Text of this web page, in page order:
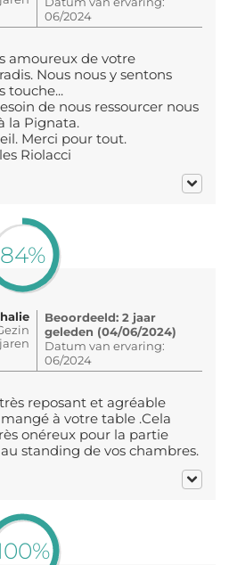
06/2024
amoureux de votre
Nous nous y sentons
touche...
de nous ressourcer nous
la Pignata.
Merci pour tout.
Riolacci
84%
Beoordeeld: 2 jaar
geleden (04/06/2024)
Datum van ervaring:
06/2024
reposant et agréable
à votre table .Cela
onéreux pour la partie
standing de vos chambres.